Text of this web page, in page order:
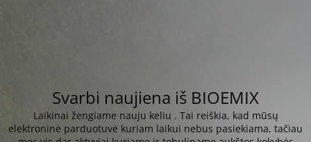
Svarbi naujiena iš BIOEMIX
Laikinai žengiame nauju keliu . Tai reiškia, kad mūsų
elektroninė parduotuvė kuriam laikui nebus pasiekiama, tačiau